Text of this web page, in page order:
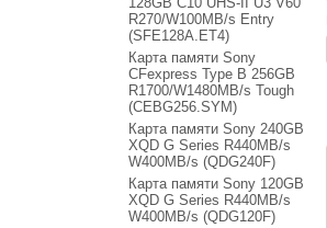
R270/W100MB/s Entry
(SFE128A.ET4)
Карта памяти Sony
CFexpress Type B 256GB
R1700/W1480MB/s Tough
(CEBG256.SYM)
Карта памяти Sony 240GB
XQD G Series R440MB/s
W400MB/s (QDG240F)
Карта памяти Sony 120GB
XQD G Series R440MB/s
W400MB/s (QDG120F)